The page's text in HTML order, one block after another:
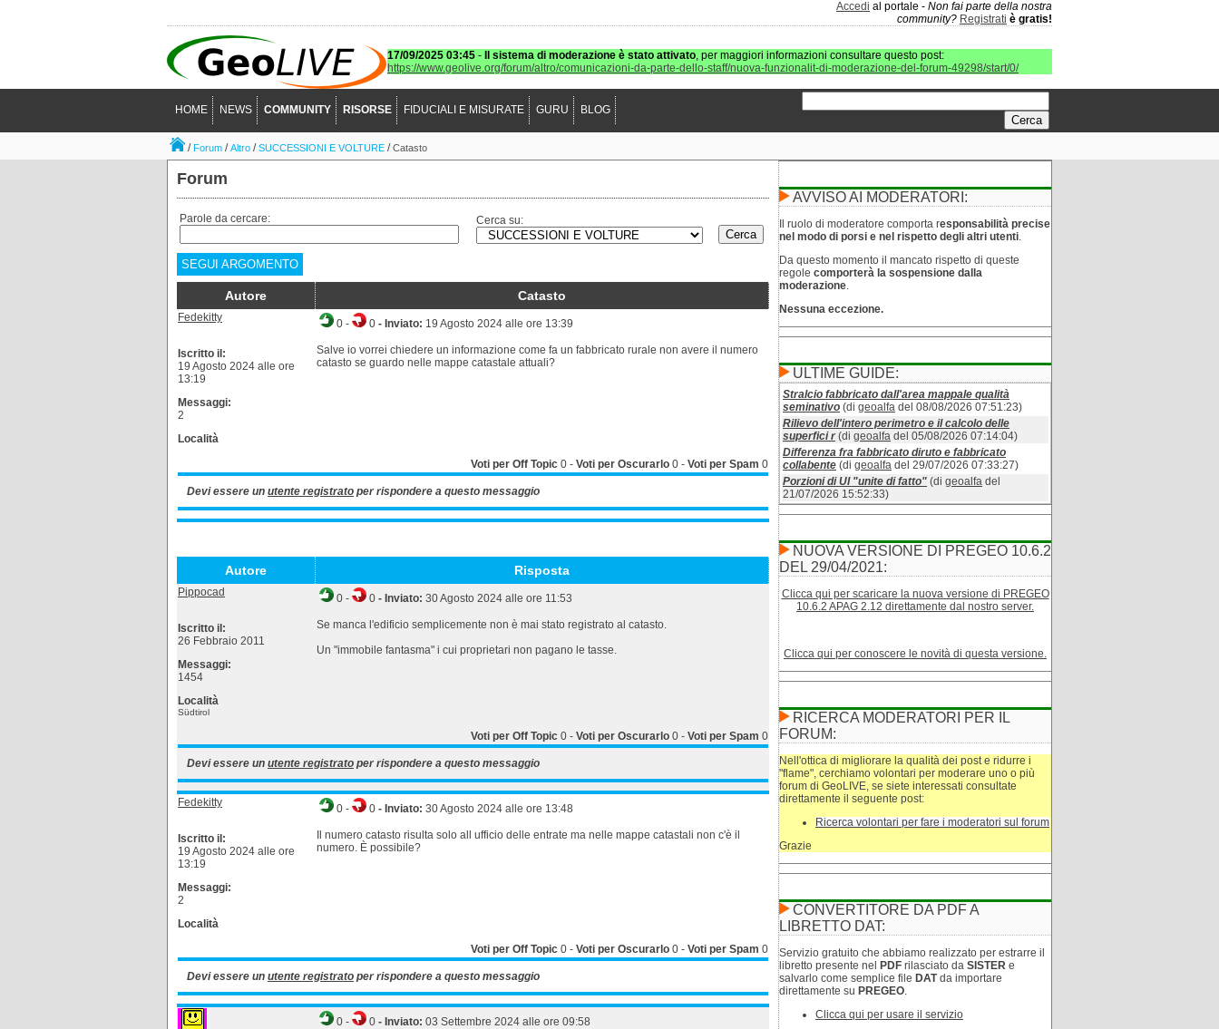
Accedi al portale - Non fai parte della nostra
community? Registrati è gratis!
17/09/2025 03:45 - Il sistema di moderazione è stato attivato, per maggiori informazioni consultare questo post:
https://www.geolive.org/forum/altro/comunicazioni-da-parte-dello-staff/nuova-funzionalit-di-moderazione-del-forum-49298/start/0/
HOME NEWS COMMUNITY RISORSE FIDUCIALI E MISURATE GURU BLOG
/Forum /Altro /SUCCESSIONI E VOLTURE /Catasto
Forum
Parole da cercare: Cerca su:
SEGUI ARGOMENTO
Autore Catasto
Fedekitty
Iscritto il:
19 Agosto 2024 alle ore
13:19
Messaggi:
2
Località
0 - 0 - Inviato: 19 Agosto 2024 alle ore 13:39
Salve io vorrei chiedere un informazione come fa un fabbricato rurale non avere il numero
catasto se guardo nelle mappe catastale attuali?
Voti per Off Topic 0 - Voti per Oscurarlo 0 - Voti per Spam 0
Devi essere un utente registrato per rispondere a questo messaggio
Autore Risposta
Pippocad
Iscritto il:
26 Febbraio 2011
Messaggi:
1454
Località
Südtirol
0 - 0 - Inviato: 30 Agosto 2024 alle ore 11:53
Se manca l'edificio semplicemente non è mai stato registrato al catasto.
Un "immobile fantasma" i cui proprietari non pagano le tasse.
Voti per Off Topic 0 - Voti per Oscurarlo 0 - Voti per Spam 0
Devi essere un utente registrato per rispondere a questo messaggio
Fedekitty
Iscritto il:
19 Agosto 2024 alle ore
13:19
Messaggi:
2
Località
0 - 0 - Inviato: 30 Agosto 2024 alle ore 13:48
Il numero catasto risulta solo all ufficio delle entrate ma nelle mappe catastali non c'è il
numero. È possibile?
Voti per Off Topic 0 - Voti per Oscurarlo 0 - Voti per Spam 0
Devi essere un utente registrato per rispondere a questo messaggio
0 - 0 - Inviato: 03 Settembre 2024 alle ore 09:58
AVVISO AI MODERATORI:
Il ruolo di moderatore comporta responsabilità precise
nel modo di porsi e nel rispetto degli altri utenti.
Da questo momento il mancato rispetto di queste
regole comporterà la sospensione dalla
moderazione.
Nessuna eccezione.
ULTIME GUIDE:
Stralcio fabbricato dall'area mappale qualità
seminativo (di geoalfa del 08/08/2026 07:51:23)
Rilievo dell'intero perimetro e il calcolo delle
superfici r (di geoalfa del 05/08/2026 07:14:04)
Differenza fra fabbricato diruto e fabbricato
collabente (di geoalfa del 29/07/2026 07:33:27)
Porzioni di UI "unite di fatto" (di geoalfa del
21/07/2026 15:52:33)
NUOVA VERSIONE DI PREGEO 10.6.2
DEL 29/04/2021:
Clicca qui per scaricare la nuova versione di PREGEO
10.6.2 APAG 2.12 direttamente dal nostro server.
Clicca qui per conoscere le novità di questa versione.
RICERCA MODERATORI PER IL
FORUM:
Nell'ottica di migliorare la qualità dei post e ridurre i
"flame", cerchiamo volontari per moderare uno o più
forum di GeoLIVE, se siete interessati consultate
direttamente il seguente post:
Ricerca volontari per fare i moderatori sul forum
Grazie
CONVERTITORE DA PDF A
LIBRETTO DAT:
Servizio gratuito che abbiamo realizzato per estrarre il
libretto presente nel
PDF rilasciato da SISTER e
salvarlo come semplice file DATda importare
direttamente su PREGEO.
Clicca qui per usare il servizio